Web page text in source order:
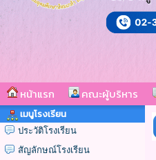
หน้าแรก คณะผู้บริหาร
เมนูโรงเรียน
ประวัติโรงเรียน
สัญลักษณ์โรงเรียน